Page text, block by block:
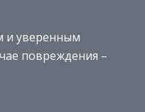
и уверенным
повреждения –